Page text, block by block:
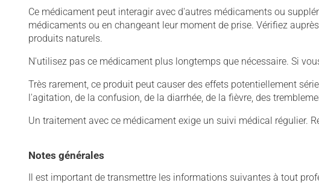
Ce médicament peut interagir avec d'autres médicaments ou
médicaments ou en changeant leur moment de prise. Vérifiez
produits naturels.
N'utilisez pas ce médicament plus longtemps que nécessaire. Si
Très rarement, ce produit peut causer des effets potentiellement
l'agitation, de la confusion, de la diarrhée, de la fièvre, des
Un traitement avec ce médicament exige un suivi médical régulier.
Notes générales
Il est important de transmettre les informations suivantes à tout